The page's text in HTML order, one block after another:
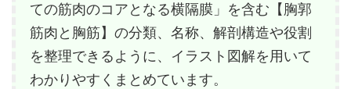
ての筋肉のコアとなる横隔膜」を含む【胸郭
筋肉と胸筋】の分類、名称、解剖構造や役割
を整理できるように、イラスト図解を用いて
わかりやすくまとめています。